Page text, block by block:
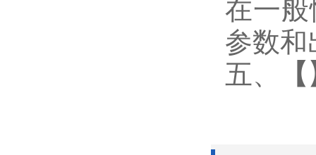
在一
参数和
五、
【